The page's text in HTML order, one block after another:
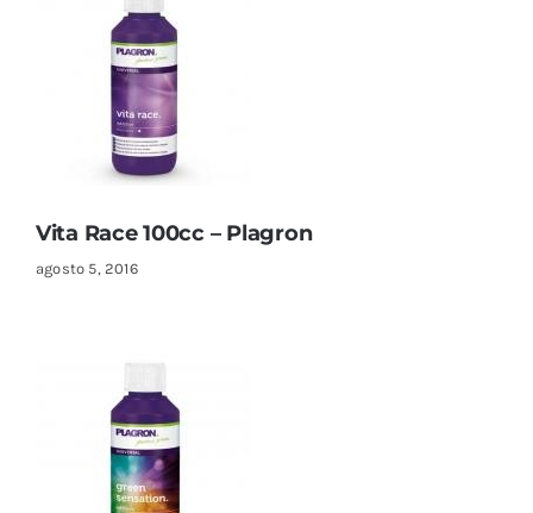
Vita Race 100cc – Plagron
agosto 5, 2016